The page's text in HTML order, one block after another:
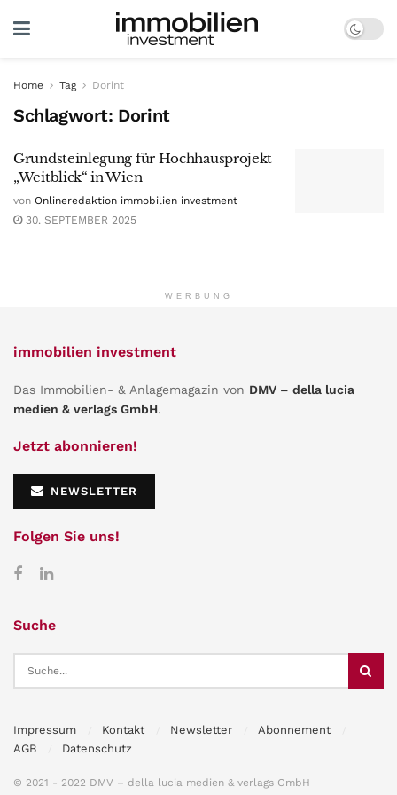
Home Tag Dorint
Schlagwort: Dorint
Grundsteinlegung für Hochhausprojekt
„Weitblick“ in Wien
von Onlineredaktion immobilien investment
30. SEPTEMBER 2025
WERBUNG
immobilien investment
Das Immobilien- & Anlagemagazin von DMV – della lucia
medien & verlags GmbH.
Jetzt abonnieren!
NEWSLETTER
Folgen Sie uns!
Suche
Impressum Kontakt Newsletter
Abonnement
AGB
Datenschutz
© 2021 - 2022 DMV – della lucia medien & verlags GmbH